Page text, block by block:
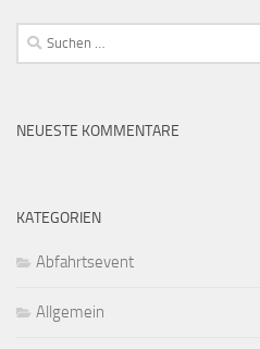
Suchen
nach:
NEUESTE KOMMENTARE
KATEGORIEN
Abfahrtsevent
Allgemein